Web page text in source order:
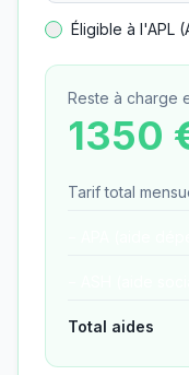
Éligible à l'APL
Reste à charge
1350
Tarif total
Total aides